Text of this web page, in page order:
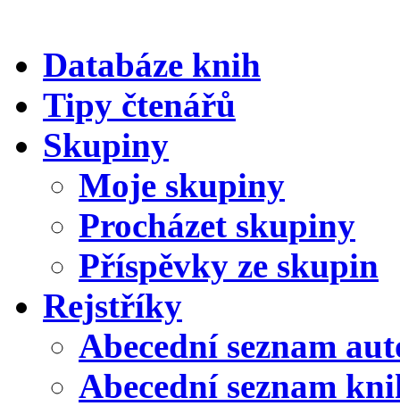
Databáze knih
Tipy čtenářů
Skupiny
Moje skupiny
Procházet skupiny
Příspěvky ze skupin
Rejstříky
Abecední seznam
Abecední seznam